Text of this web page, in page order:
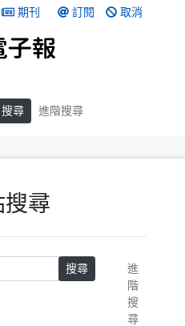
期刊 訂閱 取消
搜尋 進階搜尋
搜尋
搜尋
進
階
搜
尋